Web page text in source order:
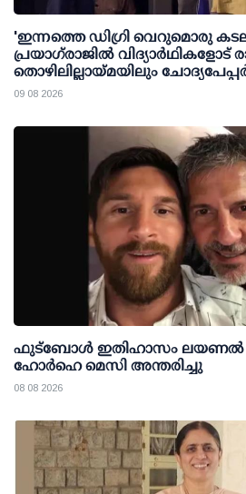
'ഇന്നത്തെ ഡിഗ്രി വെറുമൊരു
പ്രയാഗ്‌രാജില്‍ വിദ്യാര്‍ഥികളോട്
തൊഴിലില്ലായ്മയിലും
കേന്ദ്രത്തിനെതിരേ
09 08 2026
ഫുട്ബോൾ ഇതിഹാസം ലയണൽ
ഹോർഹെ മെസി അന്തരിച്ചു
08 08 2026